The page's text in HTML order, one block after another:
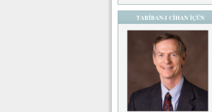
TABİBAN-I CİHAN İÇÜN